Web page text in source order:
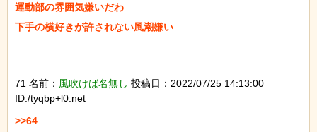
運動部の雰囲気嫌いだわ
下手の横好きが許されない風潮嫌い
71 名前： 風吹けば名無し 投稿日：2022/07/25 14:13:00
ID:/tyqbp+l0.net
>>64